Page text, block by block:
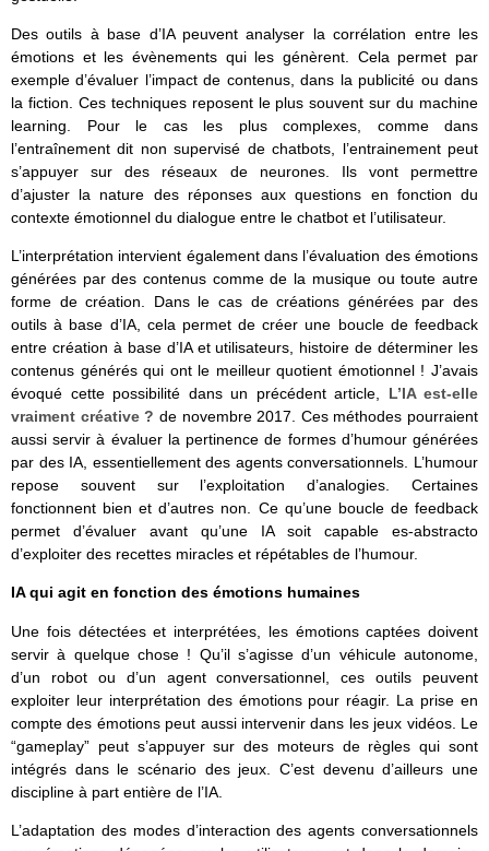
Des outils à base d’IA peuvent analyser la corrélation entre les
émotions et les évènements qui les génèrent. Cela permet par
exemple d’évaluer l’impact de contenus, dans la publicité ou dans
la fiction. Ces techniques reposent le plus souvent sur du machine
learning. Pour le cas les plus complexes, comme dans
l’entraînement dit non supervisé de chatbots, l’entrainement peut
s’appuyer sur des réseaux de neurones. Ils vont permettre
d’ajuster la nature des réponses aux questions en fonction du
contexte émotionnel du dialogue entre le chatbot et l’utilisateur.
L’interprétation intervient également dans l’évaluation des émotions
générées par des contenus comme de la musique ou toute autre
forme de création. Dans le cas de créations générées par des
outils à base d’IA, cela permet de créer une boucle de feedback
entre création à base d’IA et utilisateurs, histoire de déterminer les
contenus générés qui ont le meilleur quotient émotionnel ! J’avais
évoqué cette possibilité dans un précédent article, L’IA est-elle
vraiment créative ? de novembre 2017. Ces méthodes pourraient
aussi servir à évaluer la pertinence de formes d’humour générées
par des IA, essentiellement des agents conversationnels. L’humour
repose souvent sur l’exploitation d’analogies. Certaines
fonctionnent bien et d’autres non. Ce qu’une boucle de feedback
permet d’évaluer avant qu’une IA soit capable es-abstracto
d’exploiter des recettes miracles et répétables de l’humour.
IA qui agit en fonction des émotions humaines
Une fois détectées et interprétées, les émotions captées doivent
servir à quelque chose ! Qu’il s’agisse d’un véhicule autonome,
d’un robot ou d’un agent conversationnel, ces outils peuvent
exploiter leur interprétation des émotions pour réagir. La prise en
compte des émotions peut aussi intervenir dans les jeux vidéos. Le
“gameplay” peut s’appuyer sur des moteurs de règles qui sont
intégrés dans le scénario des jeux. C’est devenu d’ailleurs une
discipline à part entière de l’IA.
L’adaptation des modes d’interaction des agents conversationnels